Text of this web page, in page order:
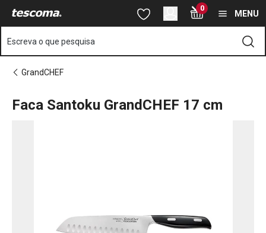
Está na página Faca Santoku GrandCHEF 17 cm
Saltar para o conteúdo principal
Saltar para a pesquisa
Saltar para a navegação 0
MENU
Escreva o que pesquisa
GrandCHEF
Faca Santoku GrandCHEF 17 cm